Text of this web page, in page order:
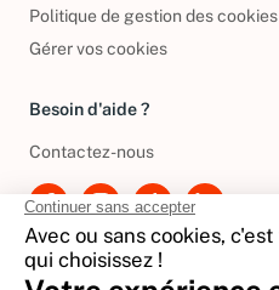
Politique de gestion des cookies
Gérer vos cookies
Besoin d'aide ?
Contactez-nous
International